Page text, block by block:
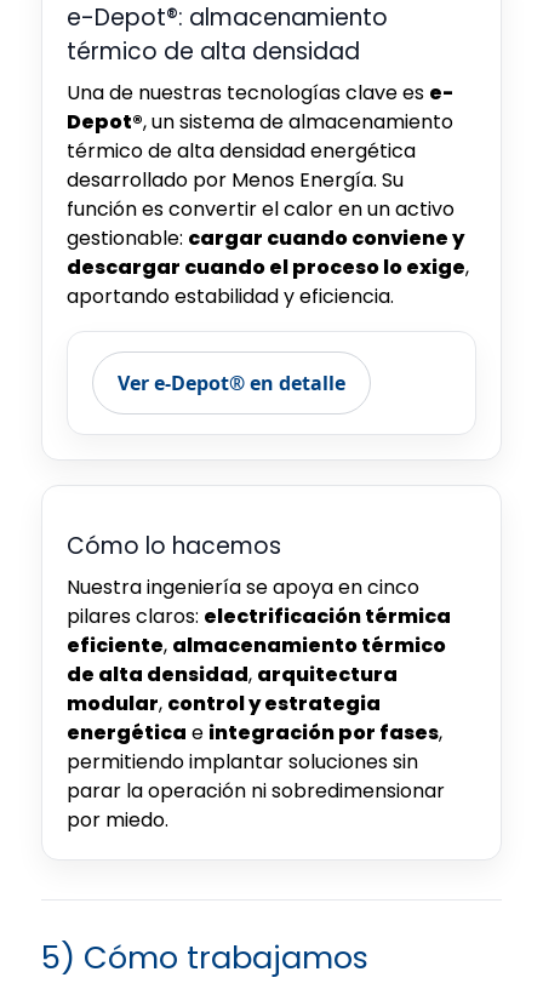
e-Depot®: almacenamiento
térmico de alta densidad
Una de nuestras tecnologías clave es e-
Depot®, un sistema de almacenamiento
térmico de alta densidad energética
desarrollado por Menos Energía. Su
función es convertir el calor en un activo
gestionable: cargar cuando conviene y
descargar cuando el proceso lo exige,
aportando estabilidad y eficiencia.
Ver e-Depot® en detalle
Cómo lo hacemos
Nuestra ingeniería se apoya en cinco
pilares claros: electrificación térmica
eficiente, almacenamiento térmico
de alta densidad, arquitectura
modular, control y estrategia
energética e integración por fases,
permitiendo implantar soluciones sin
parar la operación ni sobredimensionar
por miedo.
5) Cómo trabajamos